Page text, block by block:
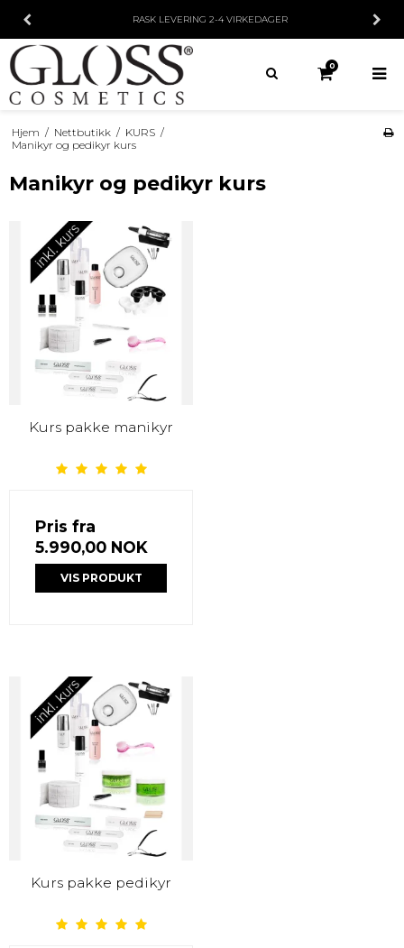
RASK LEVERING 2-4 VIRKEDAGER
0
Hjem / Nettbutikk / KURS /
Manikyr og pedikyr kurs
Manikyr og pedikyr kurs
Kurs pakke manikyr
Pris fra
5.990,00 NOK
VIS PRODUKT
Kurs pakke pedikyr